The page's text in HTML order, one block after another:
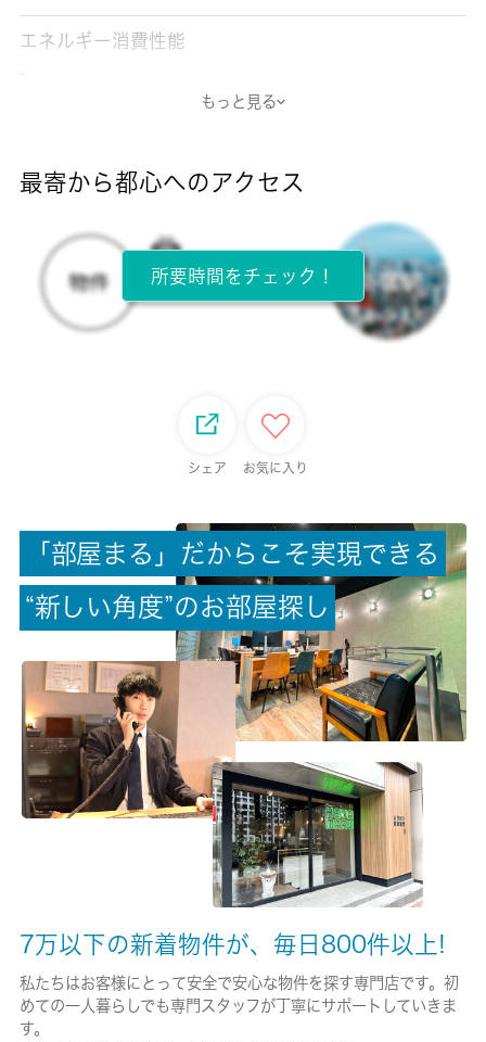
エネルギー消費性能
-
所在階
2階 / 8階建
償却/敷引
-/-
権利金/雑費
-/-
総戸数
51戸
現状/入居可能日
保険加入/料金
有/18000円
もっと見る
最寄から都心へのアクセス
所要時間をチェック！
シェア お気に入り
「 部屋 ま る 」 だ か ら こ そ実現で き る
“新 し い角 度”のお部屋探 し
7万以下の新着物件が、毎日800件以上!
私たちはお客様にとって安全で安心な物件を探す専門店です。初
めての一人暮らしでも専門スタッフが丁寧にサポートしていきま
す。